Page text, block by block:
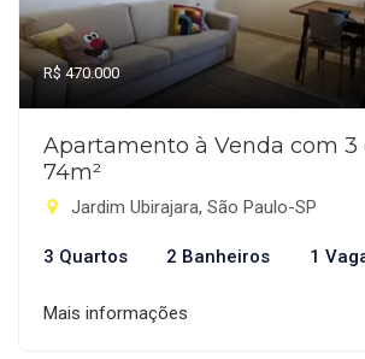
R$ 470.000
Apartamento à Venda com 3
74m²
Jardim Ubirajara, São Paulo-SP
3 Quartos 2 Banheiros 1
Mais informações